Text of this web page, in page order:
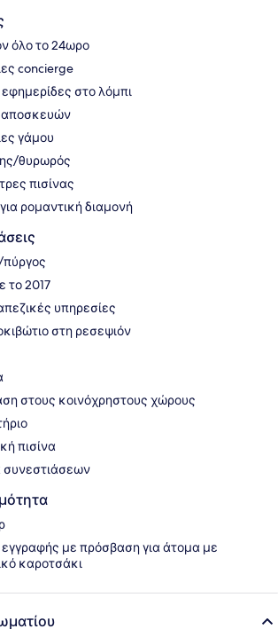
όλο το 24ωρο
concierge
στο λόμπι
γάμου
θυρωρός
πισίνας
ρομαντική διαμονή
πύργος
το 2017
υπηρεσίες
στη ρεσεψιόν
στους κοινόχρηστους χώρους
πισίνα
συνεστιάσεων
εγγραφής με πρόσβαση για άτομα με
καροτσάκι